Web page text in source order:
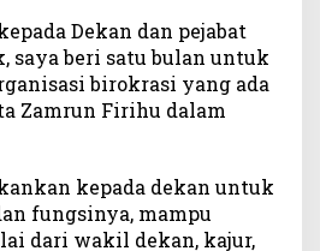
Dekan dan pejabat
saya beri satu bulan untuk
birokrasi yang ada
Zamrun Firihu dalam
kepada dekan untuk
fungsinya, mampu
dari wakil dekan, kajur,